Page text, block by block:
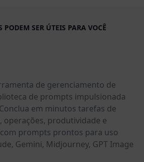
PODEM SER ÚTEIS PARA VOCÊ
de gerenciamento de
de prompts impulsionada
em minutos tarefas de
operações, produtividade e
prompts prontos para uso
Gemini, Midjourney, GPT Image